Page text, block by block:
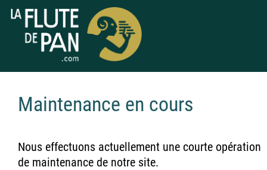
Maintenance en cours
Nous effectuons actuellement une courte opération
de maintenance de notre site.